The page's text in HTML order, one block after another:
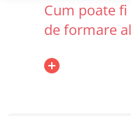
Cum poate
de formare